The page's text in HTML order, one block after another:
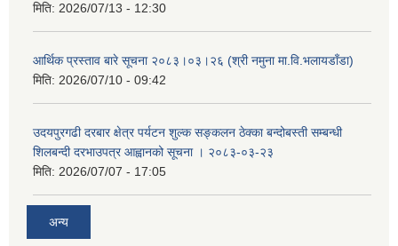
मिति: 2026/07/13 - 12:30
आर्थिक प्रस्ताव बारे सूचना २०८३।०३।२६ (श्री नमुना मा.वि.भलायडाँडा)
मिति: 2026/07/10 - 09:42
उदयपुरगढी दरबार क्षेत्र पर्यटन शुल्क सङ्कलन ठेक्का बन्दोबस्ती सम्बन्धी
शिलबन्दी दरभाउपत्र आह्वानको सूचना । २०८३-०३-२३
मिति: 2026/07/07 - 17:05
अन्य